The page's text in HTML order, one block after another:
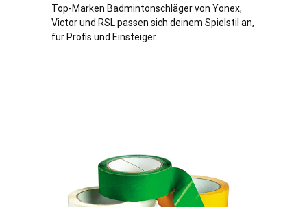
Top-Marken Badmintonschläger von Yonex,
Victor und RSL passen sich deinem Spielstil an,
für Profis und Einsteiger.